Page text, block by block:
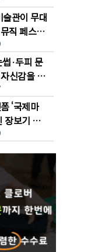
관이 무대
직 페스티
·두피 문
신감을 되
‘국제마
장보기 문